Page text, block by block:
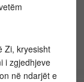
Zi, kryesisht
i zgjedhjeve
në ndarjët e